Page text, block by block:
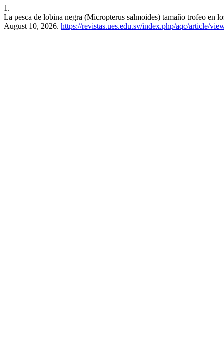
1.
La pesca de lobina negra (Micropterus salmoides) tamaño trofeo en
August 10, 2026. https://revistas.ues.edu.sv/index.php/aqc/article/